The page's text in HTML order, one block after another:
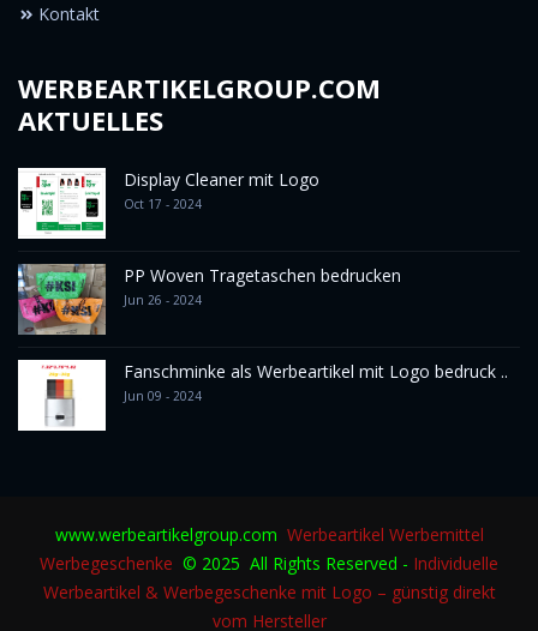
Kontakt
WERBEARTIKELGROUP.COM
AKTUELLES
Display Cleaner mit Logo
Oct 17 - 2024
PP Woven Tragetaschen bedrucken
Jun 26 - 2024
Fanschminke als Werbeartikel mit Logo bedruck ..
Jun 09 - 2024
www.werbeartikelgroup.com Werbeartikel Werbemittel
Werbegeschenke © 2025 All Rights Reserved - Individuelle
Werbeartikel & Werbegeschenke mit Logo – günstig direkt
vom Hersteller